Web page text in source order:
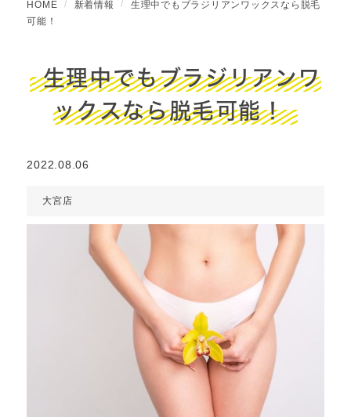
HOME 新着情報
生理中でもブラジリアンワックスなら脱毛
可能！
生理中でもブラジリアンワ
ックスなら脱毛可能！
2022.08.06
大宮店